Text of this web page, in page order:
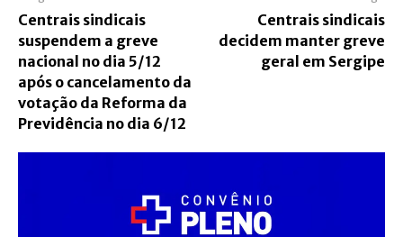
Centrais sindicais
suspendem a greve
nacional no dia 5/12
após o cancelamento da
votação da Reforma da
Previdência no dia 6/12
Centrais sindicais
decidem manter greve
geral em Sergipe